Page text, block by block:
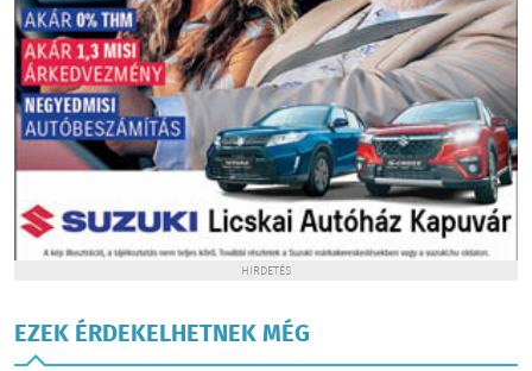
HIRDETÉS
EZEK ÉRDEKELHETNEK MÉG